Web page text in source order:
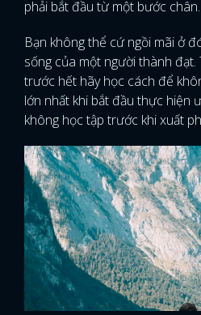
phải bắt đầu từ một bước chân.
Bạn không thể cứ ngồi mãi ở
sống của một người thành đạt.
trước hết hãy học cách để
lớn nhất khi bắt đầu thực hiện
không học tập trước khi xuất